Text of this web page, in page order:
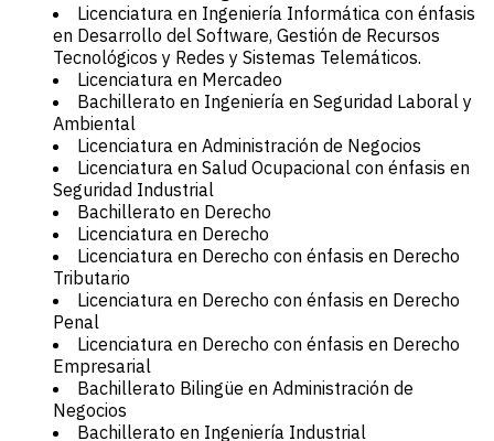
Licenciatura en Ingeniería Informática con énfasis
en Desarrollo del Software, Gestión de Recursos
Tecnológicos y Redes y Sistemas Telemáticos.
Licenciatura en Mercadeo
Bachillerato en Ingeniería en Seguridad Laboral y
Ambiental
Licenciatura en Administración de Negocios
Licenciatura en Salud Ocupacional con énfasis en
Seguridad Industrial
Bachillerato en Derecho
Licenciatura en Derecho
Licenciatura en Derecho con énfasis en Derecho
Tributario
Licenciatura en Derecho con énfasis en Derecho
Penal
Licenciatura en Derecho con énfasis en Derecho
Empresarial
Bachillerato Bilingüe en Administración de
Negocios
Bachillerato en Ingeniería Industrial